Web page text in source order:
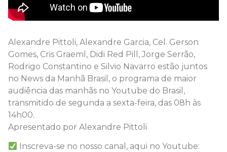
Alexandre Pittoli, Alexandre Garcia, Cel. Gerson
Gomes, Cris Graeml, Didi Red Pill, Jorge Serrão,
Rodrigo Constantino e Silvio Navarro estão juntos
no News da Manhã Brasil, o programa de maior
audiência das manhãs no Youtube do Brasil,
transmitido de segunda a sexta-feira, das 08h às
14h00.
Apresentado por Alexandre Pittoli
Inscreva-se no nosso canal, aqui no Youtube: